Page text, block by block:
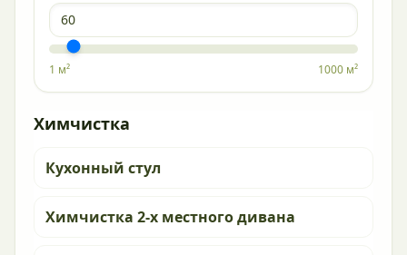
1 м² 1000 м²
Химчистка
Кухонный стул
Химчистка 2-х местного дивана